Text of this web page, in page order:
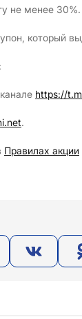
не менее 30%.
который
https://
.
Правилах акции